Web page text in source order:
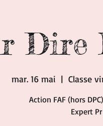
Dire
mar. 16 mai
  |
Classe
Action FAF (hors
Expert Pr